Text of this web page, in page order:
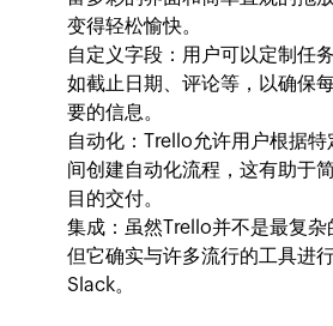
变得轻松愉快。
自定义字段：用户可以定制任
如截止日期、评论等，以确保
要的信息。
自动化：Trello允许用户根据
间创建自动化流程，这有助于
目的交付。
集成：虽然Trello并不是最复杂
但它确实与许多流行的工具进
Slack。